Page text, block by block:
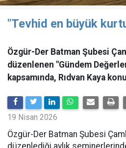
"Tevhid en büyük
Özgür-Der Batman Şubesi
düzenlenen "Gündem
kapsamında, Rıdvan Kaya
19 Nisan 2026
​Özgür-Der Batman Şubesi
düzenlediği aylık